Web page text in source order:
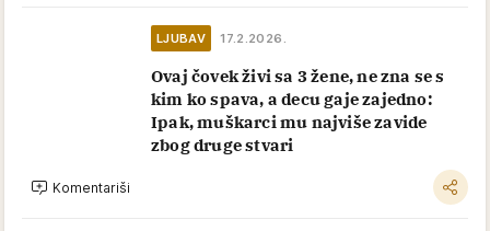
LJUBAV 17.2.2026.
Ovaj čovek živi sa 3 žene, ne zna se s
kim ko spava, a decu gaje zajedno:
Ipak, muškarci mu najviše zavide
zbog druge stvari
Komentariši